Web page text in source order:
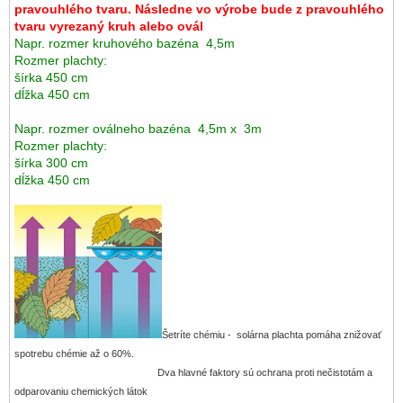
pravouhlého tvaru. Následne vo výrobe bude z pravouhlého
tvaru vyrezaný kruh alebo ovál
Napr. rozmer kruhového bazéna 4,5m
Rozmer plachty:
šírka 450 cm
dĺžka 450 cm
Napr. rozmer oválneho bazéna 4,5m x 3m
Rozmer plachty:
šírka 300 cm
dĺžka 450 cm
Šetríte chémiu - solárna plachta pomáha znižovať
spotrebu chémie až o 60%.
Dva hlavné faktory sú ochrana proti nečistotám a
odparovaniu chemických látok